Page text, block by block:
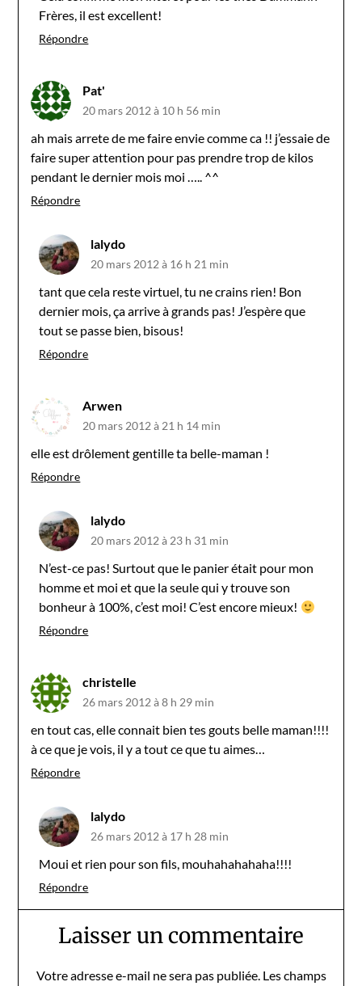
Frères, il est excellent!
Répondre
Pat'
20 mars 2012 à 10 h 56 min
ah mais arrete de me faire envie comme ca !! j’essaie de
faire super attention pour pas prendre trop de kilos
pendant le dernier mois moi ….. ^^
Répondre
lalydo
20 mars 2012 à 16 h 21 min
tant que cela reste virtuel, tu ne crains rien! Bon
dernier mois, ça arrive à grands pas! J’espère que
tout se passe bien, bisous!
Répondre
Arwen
20 mars 2012 à 21 h 14 min
elle est drôlement gentille ta belle-maman !
Répondre
lalydo
20 mars 2012 à 23 h 31 min
N’est-ce pas! Surtout que le panier était pour mon
homme et moi et que la seule qui y trouve son
bonheur à 100%, c’est moi! C’est encore mieux!
Répondre
christelle
26 mars 2012 à 8 h 29 min
en tout cas, elle connait bien tes gouts belle maman!!!!
à ce que je vois, il y a tout ce que tu aimes…
Répondre
lalydo
26 mars 2012 à 17 h 28 min
Moui et rien pour son fils, mouhahahahaha!!!!
Répondre
Laisser un commentaire
Votre adresse e-mail ne sera pas publiée. Les champs